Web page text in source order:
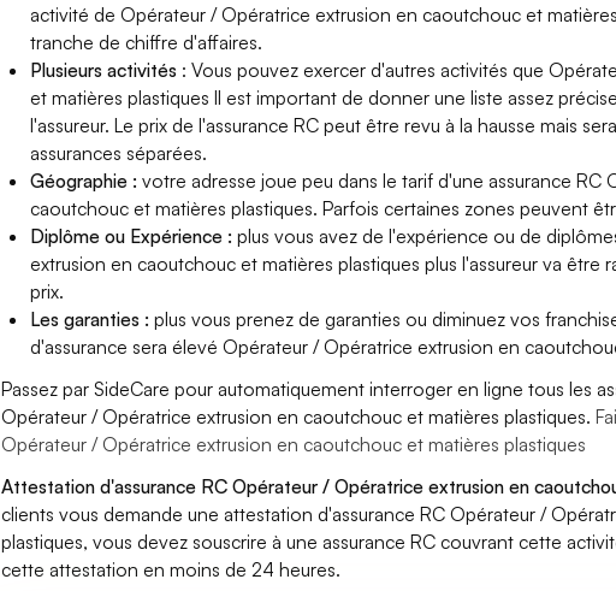
activité de Opérateur / Opératrice extrusion en caoutchouc et
tranche de chiffre d'affaires.
Plusieurs activités : Vous pouvez exercer d'autres activités que
et matières plastiques Il est important de donner une liste assez
l'assureur. Le prix de l'assurance RC peut être revu à la hausse mais
assurances séparées.
Géographie :votre adresse joue peu dans le tarif d'une assurance
caoutchouc et matières plastiques. Parfois certaines zones peuvent
Diplôme ou Expérience :plus vous avez de l'expérience ou de
extrusion en caoutchouc et matières plastiques plus l'assureur va être
prix.
Les garanties :plus vous prenez de garanties ou diminuez vos
d'assurance sera élevé Opérateur / Opératrice extrusion en
Passez par SideCare pour automatiquement interroger en ligne tous les
Opérateur / Opératrice extrusion en caoutchouc et matières plastiques.
Opérateur / Opératrice extrusion en caoutchouc et matières plastiques
Attestation d'assurance RC Opérateur / Opératrice extrusion en
clients vous demande une attestation d'assurance RC Opérateur /
plastiques, vous devez souscrire à une assurance RC couvrant cette
cette attestation en moins de 24 heures.